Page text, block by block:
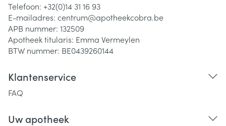
Telefoon: +32(0)14 31 16 93
E-mailadres: centrum@apotheekcobra.be
APB nummer: 132509
Apotheek titularis: Emma Vermeylen
BTW nummer: BE0439260144
Klantenservice
FAQ
Uw apotheek